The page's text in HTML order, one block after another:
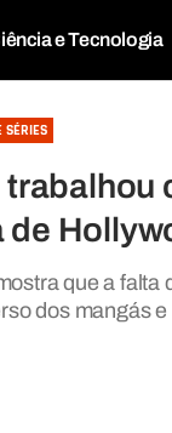
e Tecnologia
SÉRIES
de
que a
dos mangás